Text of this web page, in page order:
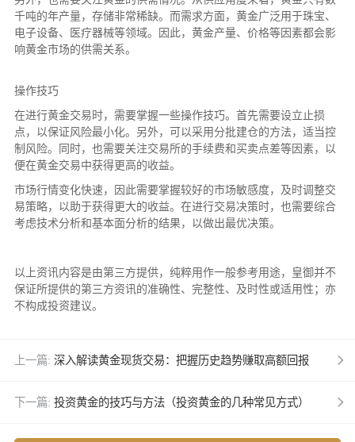
千吨的年产量，存储非常稀缺。而需求方面，黄金广泛用于珠宝、
电子设备、医疗器械等领域。因此，黄金产量、价格等因素都会影
响黄金市场的供需关系。
操作技巧
在进行黄金交易时，需要掌握一些操作技巧。首先需要设立止损
点，以保证风险最小化。另外，可以采用分批建仓的方法，适当控
制风险。同时，也需要关注交易所的手续费和买卖点差等因素，以
便在黄金交易中获得更高的收益。
市场行情变化快速，因此需要掌握较好的市场敏感度，及时调整交
易策略，以助于获得更大的收益。在进行交易决策时，也需要综合
考虑技术分析和基本面分析的结果，以做出最优决策。
以上资讯内容是由第三方提供，纯粹用作一般参考用途，皇御并不
保证所提供的第三方资讯的准确性、完整性、及时性或适用性；亦
不构成投资建议。
上一篇: 深入解读黄金现货交易：把握历史趋势赚取高额回报
下一篇: 投资黄金的技巧与方法（投资黄金的几种常见方式）